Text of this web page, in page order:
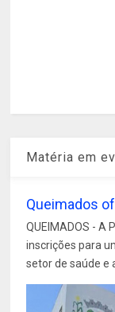
Matéria em
Queimados
QUEIMADOS - A
inscrições para
setor de saúde e